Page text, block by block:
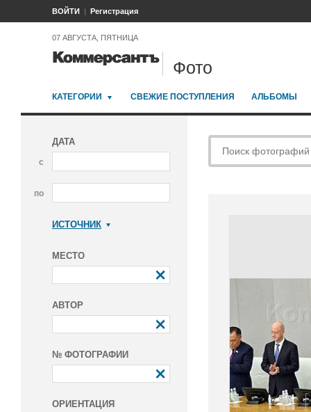
ВОЙТИ Регистрация
07 АВГУСТА, ПЯТНИЦА
Фото
КАТЕГОРИИ СВЕЖИЕ ПОСТУПЛЕНИЯ АЛЬБОМЫ
ДАТА
с
по
ИСТОЧНИК
МЕСТО
АВТОР
№ ФОТОГРАФИИ
ОРИЕНТАЦИЯ